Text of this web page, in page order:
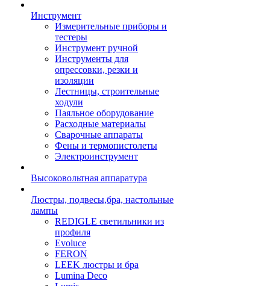
Инструмент
Измерительные приборы и
тестеры
Инструмент ручной
Инструменты для
опрессовки, резки и
изоляции
Лестницы, строительные
ходули
Паяльное оборудование
Расходные материалы
Сварочные аппараты
Фены и термопистолеты
Электроинструмент
Высоковольтная аппаратура
Люстры, подвесы,бра, настольные
лампы
REDIGLE светильники из
профиля
Evoluce
FERON
LEEK люстры и бра
Lumina Deco